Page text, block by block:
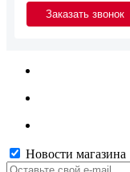
Новости магазина